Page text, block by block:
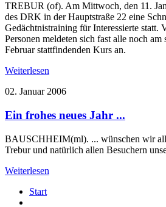
TREBUR (of). Am Mittwoch, den 11.
des DRK in der Hauptstraße 22 eine
Gedächtnistraining für Interessierte statt.
Personen meldeten sich fast alle noch
Februar stattfindenden Kurs an.
Weiterlesen
02. Januar 2006
Ein frohes neues Jahr ...
BAUSCHHEIM(ml). ... wünschen wir
Trebur und natürlich allen Besuchern
Weiterlesen
Start